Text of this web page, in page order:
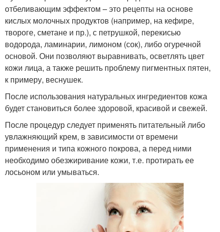
отбеливающим эффектом – это рецепты на основе
кислых молочных продуктов (например, на кефире,
твороге, сметане и пр.), с петрушкой, перекисью
водорода, ламинарии, лимоном (сок), либо огуречной
основой. Они позволяют выравнивать, осветлять цвет
кожи лица, а также решить проблему пигментных пятен,
к примеру, веснушек.
После использования натуральных ингредиентов кожа
будет становиться более здоровой, красивой и свежей.
После процедур следует применять питательный либо
увлажняющий крем, в зависимости от времени
применения и типа кожного покрова, а перед ними
необходимо обезжиривание кожи, т.е. протирать ее
лосьоном или умываться.